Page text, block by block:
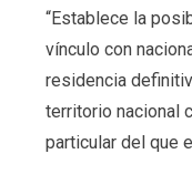
“Establece la
vínculo con
residencia
territorio nacional
particular del que